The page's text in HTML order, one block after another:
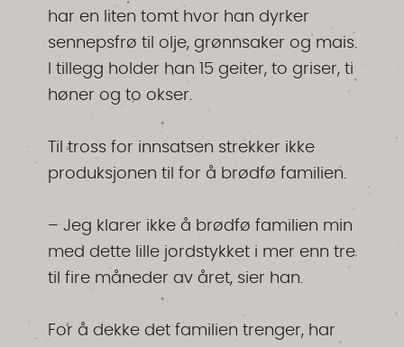
har en liten tomt hvor han dyrker
sennepsfrø til olje, grønnsaker og mais.
I tillegg holder han 15 geiter, to griser, ti
høner og to okser.
Til tross for innsatsen strekker ikke
produksjonen til for å brødfø familien.
– Jeg klarer ikke å brødfø familien min
med dette lille jordstykket i mer enn tre
til fire måneder av året, sier han.
For å dekke det familien trenger, har